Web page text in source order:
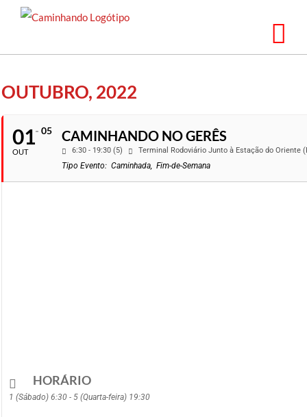
Saltar
OUTUBRO, 2022
01
OUT
05 CAMINHANDO NO GERÊS
6:30 - 19:30 (5) Terminal Rodoviário Junto à Estação do Oriente
Tipo Evento: Caminhada, Fim-de-Semana
HORÁRIO
1 (Sábado) 6:30 - 5 (Quarta-feira) 19:30